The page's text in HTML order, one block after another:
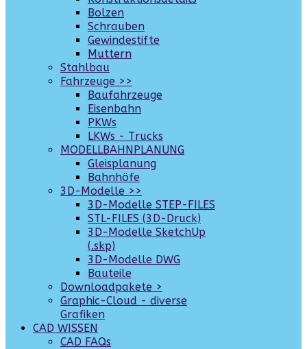
Bolzen
Schrauben
Gewindestifte
Muttern
Stahlbau
Fahrzeuge >>
Baufahrzeuge
Eisenbahn
PKWs
LKWs - Trucks
MODELLBAHNPLANUNG
Gleisplanung
Bahnhöfe
3D-Modelle >>
3D-Modelle STEP-FILES
STL-FILES (3D-Druck)
3D-Modelle SketchUp
(.skp)
3D-Modelle DWG
Bauteile
Downloadpakete >
Graphic-Cloud - diverse
Grafiken
CAD WISSEN
CAD FAQs